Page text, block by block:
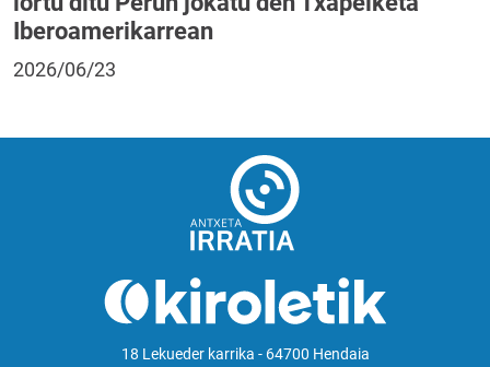
Iberoamerikarrean
2026/06/23
18 Lekueder karrika - 64700 Hendaia